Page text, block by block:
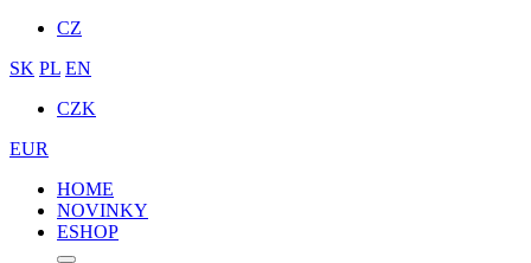
CZ
SK PL EN
CZK
EUR
HOME
NOVINKY
ESHOP